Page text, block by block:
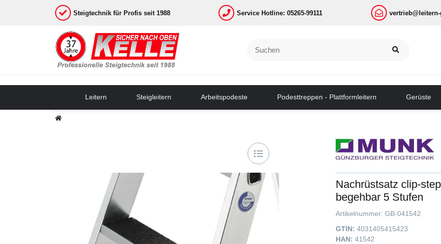
Steigtechnik für Profis seit 1988 Service Hotline: 05265-99111
Leitern Steigleitern Arbeitspodeste Podesttreppen - Plattformleitern Gerüste
Nachrüstsatz clip-
begehbar 5 Stufen
Artikelnummer: GB-041542
GTIN: 4031405415423
HAN: 41542